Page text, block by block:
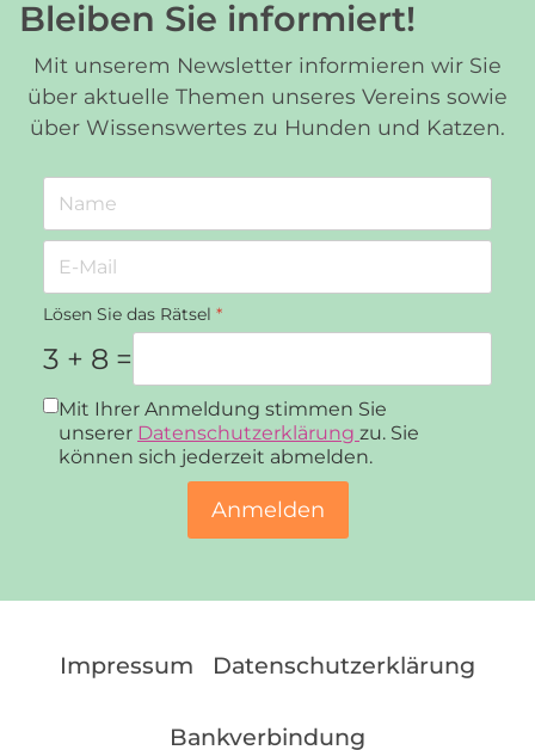
Bleiben Sie informiert!
Mit unserem Newsletter informieren wir Sie
über aktuelle Themen unseres Vereins sowie
über Wissenswertes zu Hunden und Katzen.
Lösen Sie das Rätsel *
3 + 8 =
Datenschutz*
Mit Ihrer Anmeldung stimmen Sie
unserer Datenschutzerklärung zu. Sie
können sich jederzeit abmelden.
Anmelden
Impressum Datenschutzerklärung
Bankverbindung